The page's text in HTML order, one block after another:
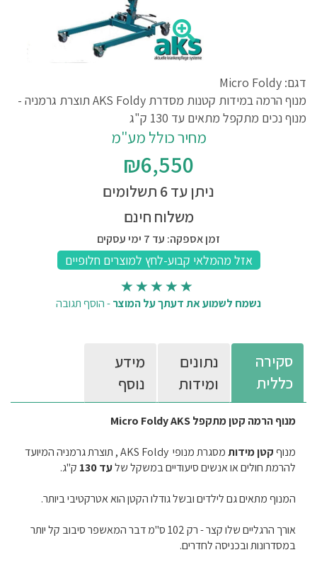
דגם: Micro Foldy
מנוף הרמה במידות קטנות מסדרת AKS Foldy תוצרת גרמניה -
מנוף נכים מתקפל מתאים עד 130 ק"ג
מחיר כולל מע"מ
₪6,550
ניתן עד 6 תשלומים
משלוח חינם
זמן אספקה: עד 7 ימי עסקים
נשמח לשמוע את דעתך על המוצר-הוסף תגובה
סקירה
כללית
נתונים
ומידות
מידע
נוסף
מנוף הרמה קטן מתקפל Micro Foldy AKS
מנוףקטן מידות
מסגרת מנופי AKS Foldy , תוצרת גרמניה המיועד
להרמת חולים או אנשים סיעודיים במשקל שלעד 130 ק"ג.
המנוף מתאים גם לילדים ובשל גודלו הקטן הוא אטרקטיבי ביותר.
אורך הרגליים שלו קצר - רק 102 ס"מ דבר המאשפר סיבוב קל יותר
במסדרונות ובכניסה לחדרים.